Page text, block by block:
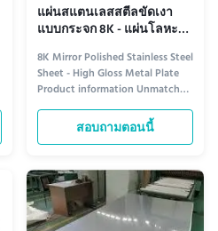
แผ่นสแตนเลสสตีลขัดเงา
แบบกระจก 8K - แผ่นโลหะ
เงาสูง
8K Mirror Polished Stainless Steel
Sheet - High Gloss Metal Plate
Product information Unmatched
Brilliance Crafted with precision,
our 8K mirror polished stainless
steel sheet delivers an
reflectivity. Each sheet
undergoes a meticulous
polishing process, resulting ...
สอบถามตอนนี้